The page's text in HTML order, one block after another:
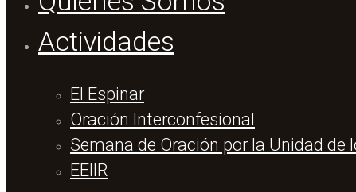
Actividades
El Espinar
Oración Interconfesional
Semana de Oración por la Unidad de
EEIIR